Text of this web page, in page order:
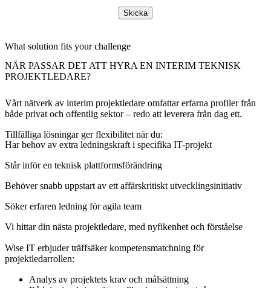
Skicka
What solution fits your challenge
NÄR PASSAR DET ATT HYRA EN INTERIM TEKNISK
PROJEKTLEDARE?
Vårt nätverk av interim projektledare omfattar erfarna profiler från
både privat och offentlig sektor – redo att leverera från dag ett.
Tillfälliga lösningar ger flexibilitet när du:
Har behov av extra ledningskraft i specifika IT-projekt
Står inför en teknisk plattformsförändring
Behöver snabb uppstart av ett affärskritiskt utvecklingsinitiativ
Söker erfaren ledning för agila team
Vi hittar din nästa projektledare, med nyfikenhet och förståelse
Wise IT erbjuder träffsäker kompetensmatchning för
projektledarrollen:
Analys av projektets krav och målsättning